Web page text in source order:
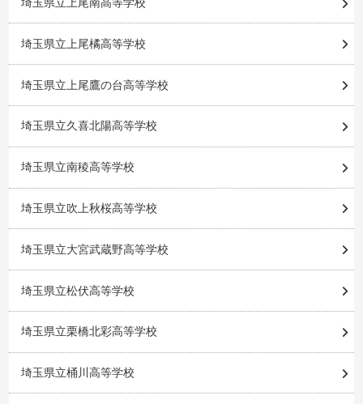
埼玉県立上尾橘高等学校
埼玉県立上尾鷹の台高等学校
埼玉県立久喜北陽高等学校
埼玉県立南稜高等学校
埼玉県立吹上秋桜高等学校
埼玉県立大宮武蔵野高等学校
埼玉県立松伏高等学校
埼玉県立栗橋北彩高等学校
埼玉県立桶川高等学校